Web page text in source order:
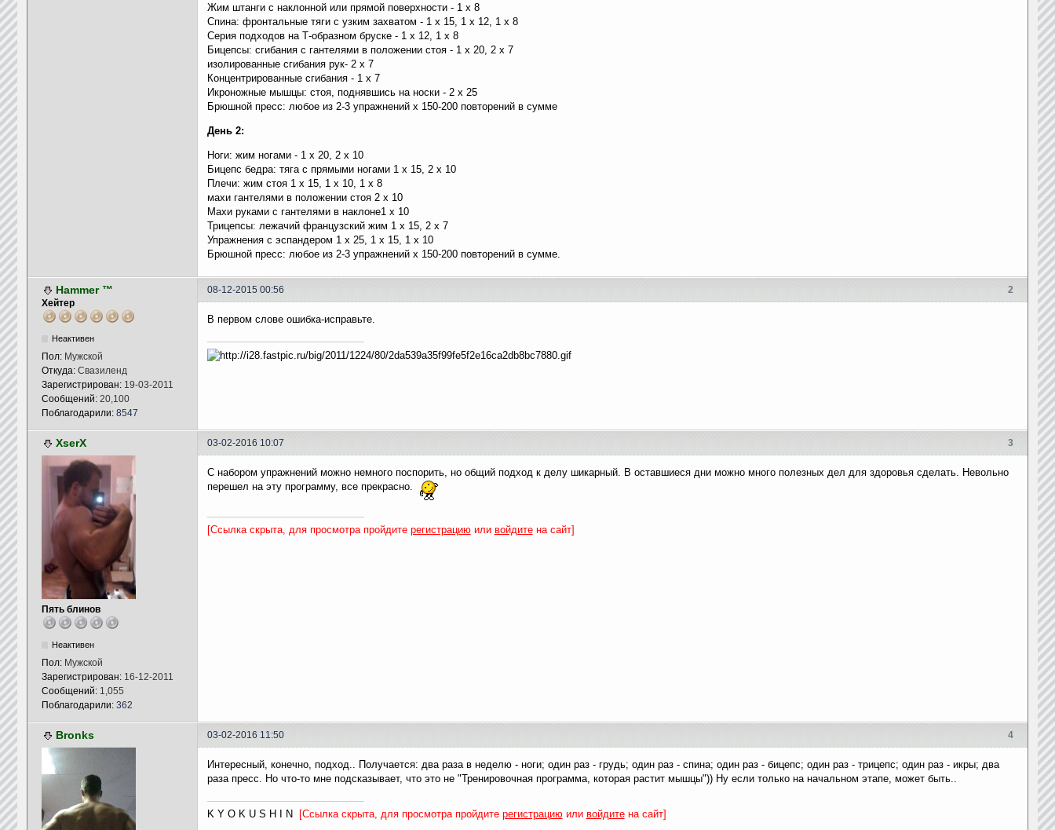
Жим штанги с наклонной или прямой поверхности - 1 x 8
Спина: фронтальные тяги с узким захватом - 1 x 15, 1 x 12, 1 x 8
Серия подходов на Т-образном бруске - 1 x 12, 1 x 8
Бицепсы: сгибания с гантелями в положении стоя - 1 x 20, 2 x 7
изолированные сгибания рук- 2 x 7
Концентрированные сгибания - 1 x 7
Икроножные мышцы: стоя, поднявшись на носки - 2 x 25
Брюшной пресс: любое из 2-3 упражнений х 150-200 повторений в сумме
День 2:
Ноги: жим ногами - 1 x 20, 2 x 10
Бицепс бедра: тяга с прямыми ногами 1 x 15, 2 x 10
Плечи: жим стоя 1 x 15, 1 x 10, 1 x 8
махи гантелями в положении стоя 2 x 10
Махи руками с гантелями в наклоне1 x 10
Трицепсы: лежачий французский жим 1 x 15, 2 x 7
Упражнения с эспандером 1 x 25, 1 x 15, 1 x 10
Брюшной пресс: любое из 2-3 упражнений х 150-200 повторений в сумме.
2
Hammer ™
08-12-2015 00:56
Хейтер
Неактивен
Пол: Мужской
Откуда: Свазиленд
Зарегистрирован: 19-03-2011
Сообщений: 20,100
Поблагодарили: 8547
В первом слове ошибка-исправьте.
3
XserX 03-02-2016 10:07
Пять блинов
Неактивен
Пол: Мужской
Зарегистрирован: 16-12-2011
Сообщений: 1,055
Поблагодарили: 362
С набором упражнений можно немного поспорить, но общий подход к делу шикарный. В оставшиеся дни можно много полезных дел для здоровья сделать. Невольно
перешел на эту программу, все прекрасно.
[Ссылка скрыта, для просмотра пройдите регистрациюили войдитена сайт]
4
Bronks 03-02-2016 11:50
Интересный, конечно, подход.. Получается: два раза в неделю - ноги; один раз - грудь; один раз - спина; один раз - бицепс; один раз - трицепс; один раз - икры; два
раза пресс. Но что-то мне подсказывает, что это не "Тренировочная программа, которая растит мышцы")) Ну если только на начальном этапе, может быть..
K Y O K U S H I N [Ссылка скрыта, для просмотра пройдите регистрациюили войдитена сайт]